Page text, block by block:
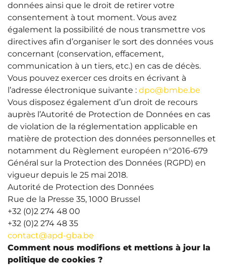
données ainsi que le droit de retirer votre
consentement à tout moment. Vous avez
également la possibilité de nous transmettre vos
directives afin d’organiser le sort des données vous
concernant (conservation, effacement,
communication à un tiers, etc.) en cas de décès.
Vous pouvez exercer ces droits en écrivant à
l’adresse électronique suivante : dpo@bmbe.be
Vous disposez également d’un droit de recours
auprès l’Autorité de Protection de Données en cas
de violation de la réglementation applicable en
matière de protection des données personnelles et
notamment du Règlement européen n°2016-679
Général sur la Protection des Données (RGPD) en
vigueur depuis le 25 mai 2018.
Autorité de Protection des Données
Rue de la Presse 35, 1000 Brussel
+32 (0)2 274 48 00
+32 (0)2 274 48 35
contact@apd-gba.be
Comment nous modifions et mettions à jour la
politique de cookies ?